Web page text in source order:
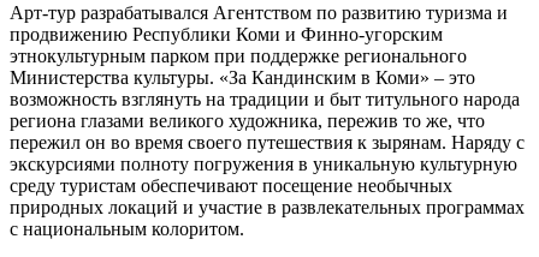
Арт-тур разрабатывался Агентством по развитию туризма и
продвижению Республики Коми и Финно-угорским
этнокультурным парком при поддержке регионального
Министерства культуры. «За Кандинским в Коми» ‒ это
возможность взглянуть на традиции и быт титульного народа
региона глазами великого художника, пережив то же, что
пережил он во время своего путешествия к зырянам. Наряду с
экскурсиями полноту погружения в уникальную культурную
среду туристам обеспечивают посещение необычных
природных локаций и участие в развлекательных программах
с национальным колоритом.